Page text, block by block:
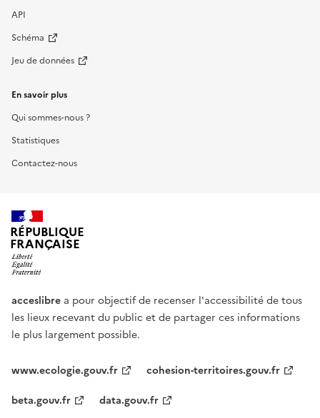
API
Schéma
Jeu de données
En savoir plus
Qui sommes-nous ?
Statistiques
Contactez-nous
RÉPUBLIQUE
FRANÇAISE
acceslibre a pour objectif de recenser l'accessibilité de tous
les lieux recevant du public et de partager ces informations
le plus largement possible.
www.ecologie.gouv.fr
cohesion-territoires.gouv.fr
beta.gouv.fr
data.gouv.fr